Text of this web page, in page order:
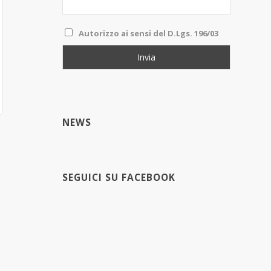
Autorizzo ai sensi del D.Lgs. 196/03
NEWS
SEGUICI SU FACEBOOK